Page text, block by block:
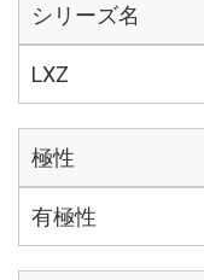
シリーズ名
LXZ
極性
有極性